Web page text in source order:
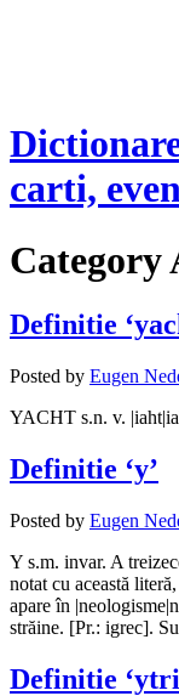
carti,
Category
Definitie
Posted by Eugen
YACHT s.n. v.
Definitie ‘y’
Posted by Eugen
Y s.m. invar. A
notat cu această
apare în
străine. [Pr.: igrec].
Definitie